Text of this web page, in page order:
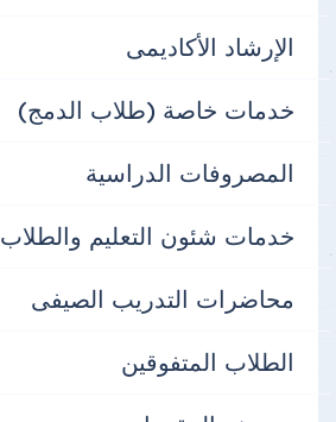
الإرشاد الأكاديمى
خدمات خاصة (طلاب الدمج)
المصروفات الدراسية
خدمات شئون التعليم والطلاب
محاضرات التدريب الصيفى
الطلاب المتفوقين